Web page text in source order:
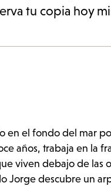
tu copia hoy
en el fondo del mar
años, trabaja en la
viven debajo de las
Jorge descubre un